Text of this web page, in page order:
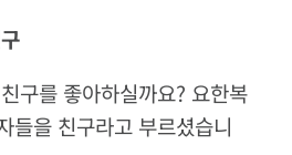
구를 좋아하실까요? 요한복
들을 친구라고 부르셨습니